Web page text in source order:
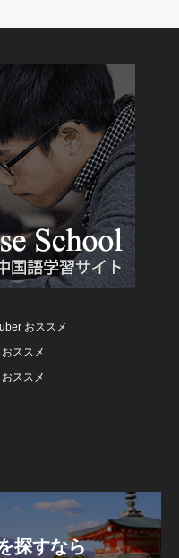
おススメ
ススメ
ススメ
探すなら